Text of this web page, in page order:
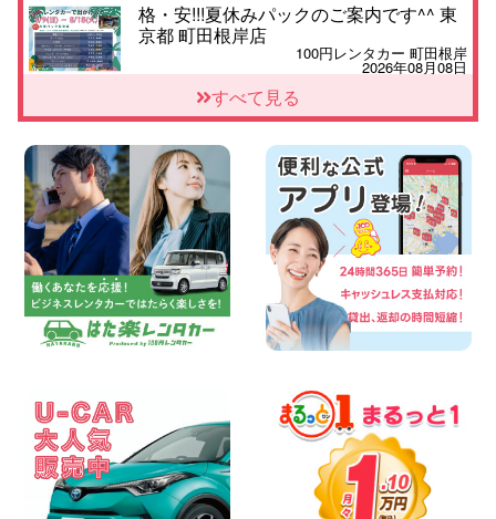
格・安!!!夏休みパックのご案内です^^ 東
京都 町田根岸店
100円レンタカー 町田根岸
2026年08月08日
「お得」お盆限定特別料金!! 兵庫県 神戸
西区枝吉店
2026年08月08日
お盆シーズン空きあり!!100円レンタカー
兵庫駅前店はミニバンも安い!! 兵庫県 兵
庫駅前店
100円レンタカー 兵庫駅前
2026年08月08日
人気の『 軽 トラック 』 ご予約はお早め
に♪ 広島県 ベイシティ宇品店
100円レンタカー ベイシティ宇品
2026年08月08日
100円レンタカー 四日市インター
2026年08月08日
横浜弥生台店限定!!夏季特別キャンペーン
のお知らせ!! 神奈川県 横浜弥生台店
100円レンタカー 横浜弥生台
2026年08月08日
すべて見る